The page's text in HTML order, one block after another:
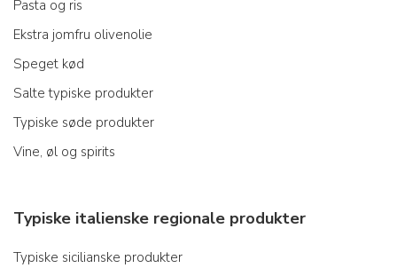
Pasta og ris
Ekstra jomfru olivenolie
Speget kød
Salte typiske produkter
Typiske søde produkter
Vine, øl og spirits
Typiske italienske regionale produkter
Typiske sicilianske produkter